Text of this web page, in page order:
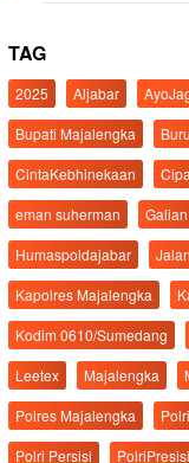
TAG
2025 Aljabar
Bupati Majalengka
CintaKebhinekaan
eman suherman
Humaspoldajabar
Kapolres Majalengka
Kodim 0610/Sumedang
Leetex
Majalengka
Polres Majalengka
Polri
Polri Persisi
PolriPresisi